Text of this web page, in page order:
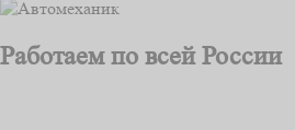
Работаем по всей России